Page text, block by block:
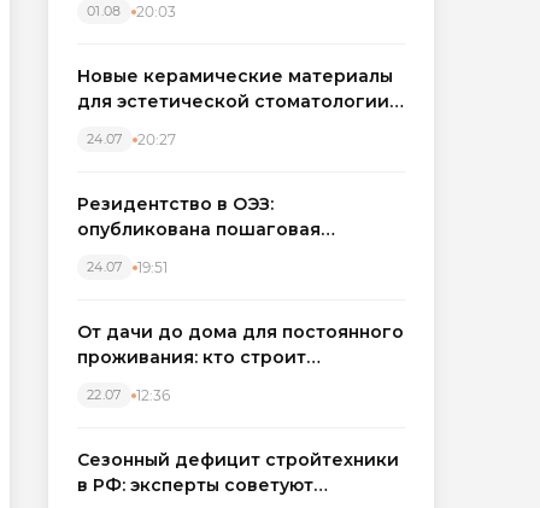
01.08 20:03
Новые керамические материалы
для эстетической стоматологии
24.07 20:27
Резидентство в ОЭЗ:
опубликована пошаговая
налоговых льгот для инвесторов
24.07 19:51
От дачи до дома для постоянного
проживания: кто строит
Западном регионе
22.07 12:36
Сезонный дефицит стройтехники
в РФ: эксперты советуют